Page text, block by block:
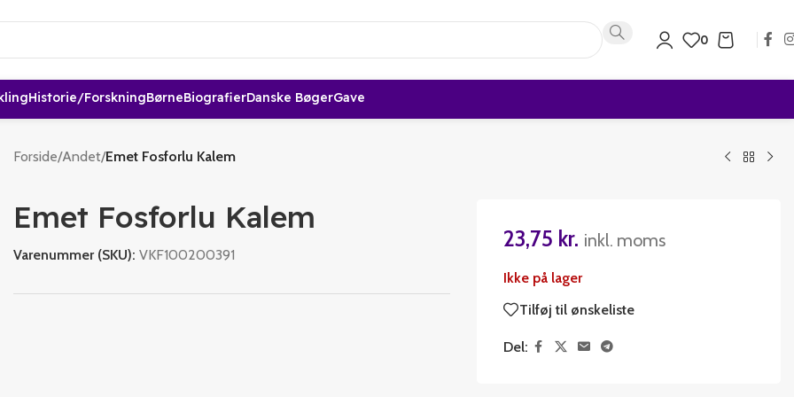
0
Historie/forskningBørneBiografierDanske BøgerGave
Forside/Andet/Emet Fosforlu Kalem
Emet Fosforlu Kalem
Varenummer (SKU): VKF100200391
23,75 kr. inkl. moms
Ikke på lager
Tilføj til ønskeliste
Del: